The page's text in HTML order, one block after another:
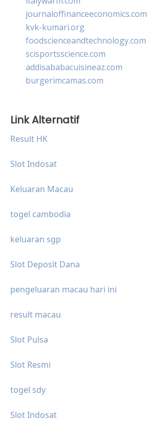
journaloffinanceeconomics.com
kvk-kumari.org
foodscienceandtechnology.com
scisportsscience.com
addisababacuisineaz.com
burgerimcamas.com
Link Alternatif
Result HK
Slot Indosat
Keluaran Macau
togel cambodia
keluaran sgp
Slot Deposit Dana
pengeluaran macau hari ini
result macau
Slot Pulsa
Slot Resmi
togel sdy
Slot Indosat